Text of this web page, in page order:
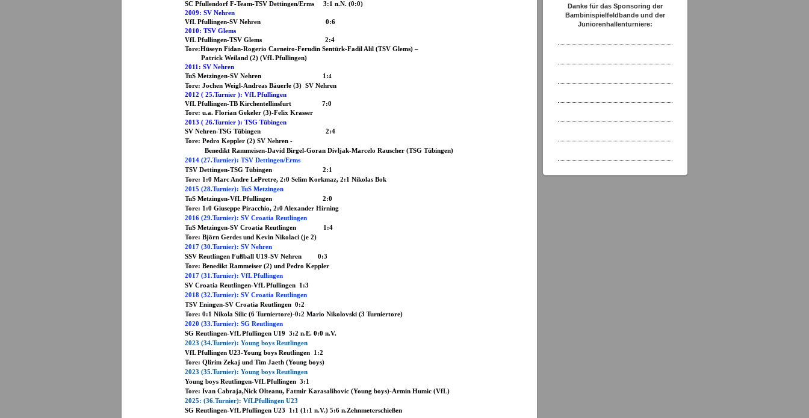
SC Pfullendorf F-Team-TSV Dettingen/Erms 3:1 n.N. (0:0)
2009: SV Nehren
VfL Pfullingen-SV Nehren 0:6
2010: TSV Glems
VfL Pfullingen-TSV Glems 2:4
Tore:Hüseyn Fidan-Rogerio Carneiro-Ferudin Sentürk-Fadil Alil (TSV Glems) –
Patrick Weiland (2) (VfL Pfullingen)
2011: SV Nehren
TuS Metzingen-SV Nehren 1:4
Tore: Jochen Weigl-Andreas Bäuerle (3) SV Nehren
2012 ( 25.Turnier ): VfL Pfullingen
VfL Pfullingen-TB Kirchentellinsfurt 7:0
Tore: u.a. Florian Gekeler (3)-Felix Krasser
2013 ( 26.Turnier ): TSG Tübingen
SV Nehren-TSG Tübingen 2:4
Tore: Pedro Keppler (2) SV Nehren -
Benedikt Rammeisen-David Birgel-Goran Divljak-Marcelo Rauscher (TSG Tübingen)
2014 (27.Turnier): TSV Dettingen/Erms
TSV Dettingen-TSG Tübingen 2:1
Tore: 1:0 Marc Andre LePretre, 2:0 Selim Korkmaz, 2:1 Nikolas Bok
2015 (28.Turnier): TuS Metzingen
TuS Metzingen-VfL Pfullingen 2:0
Tore: 1:0 Giuseppe Piracchio, 2:0 Alexander Hirning
2016 (29.Turnier): SV Croatia Reutlingen
TuS Metzingen-SV Croatia Reutlingen 1:4
Tore: Björn Gerdes und Kevin Nikolaci (je 2)
2017 (30.Turnier): SV Nehren
SSV Reutlingen Fußball U19-SV Nehren 0:3
Tore: Benedikt Rammeiser (2) und Pedro Keppler
2017 (31.Turnier): VfL Pfullingen
SV Croatia Reutlingen-VfL Pfullingen 1:3
2018 (32.Turnier): SV Croatia Reutlingen
TSV Eningen-SV Croatia Reutlingen 0:2
Tore: 0:1 Nikola Silic (6 Turniertore)-0:2 Mario Nikolovski (3 Turniertore)
2020 (33.Turnier): SG Reutlingen
SG Reutlingen-VfL Pfullingen U19 3:2 n.E. 0:0 n.V.
2023 (34.Turnier): Young boys Reutlingen
VfL Pfullingen U23-Young boys Reutlingen 1:2
Tore: Qlirim Zekaj und Tim Jaeth (Young boys)
2023 (35.Turnier): Young boys Reutlingen
Young boys Reutlingen-VfL Pfullingen 3:1
Tore: Ivan Cabraja,Nick Olteanu, Fatmir Karasalihovic (Young boys)-Armin Humic (VfL)
2025: (36.Turnier): VfLPfullingen U23
SG Reutlingen-VfL Pfullingen U23 1:1 (1:1 n.V.) 5:6 n.Zehnmeterschießen
Danke für das Sponsoring der
Bambinispielfeldbande und der
Juniorenhallenturniere: